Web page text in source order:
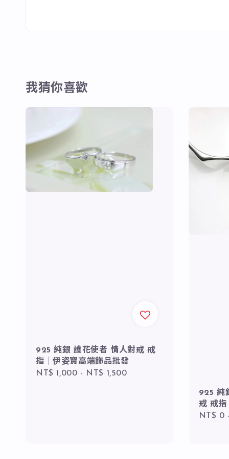
我猜你喜歡
925 純銀 護花使者 情人對戒 戒
指｜伊姿寶高端飾品批發
Regular
NT$ 1,000 - NT$ 1,500
925 純
戒 戒指
NT$ 0